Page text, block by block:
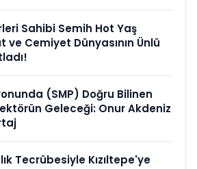
Sahibi Semih Hot Yaş
ve Cemiyet Dünyasının Ünlü
(SMP) Doğru Bilinen
Geleceği: Onur Akdeniz
Tecrübesiyle Kızıltepe'ye